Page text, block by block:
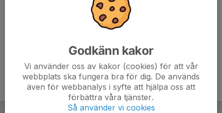
Godkänn kakor
Vi använder oss av kakor (cookies) för att vår
webbplats ska fungera bra för dig. De används
även för webbanalys i syfte att hjälpa oss att
förbättra våra tjänster.
Så använder vi cookies